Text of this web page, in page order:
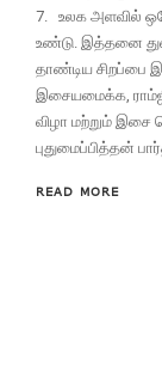
7. உலக அளவில்
உண்டு. இத்தனை
தாண்டிய சிறப்பை
இசையமைக்க,
விழா மற்றும் இசை
புதுமைப்பித்தன்
READ MORE